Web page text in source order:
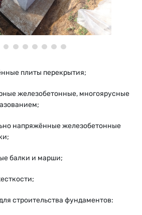
плиты перекрытия;
железобетонные, многоярусные
напряжённые железобетонные
балки и марши;
строительства фундаментов: